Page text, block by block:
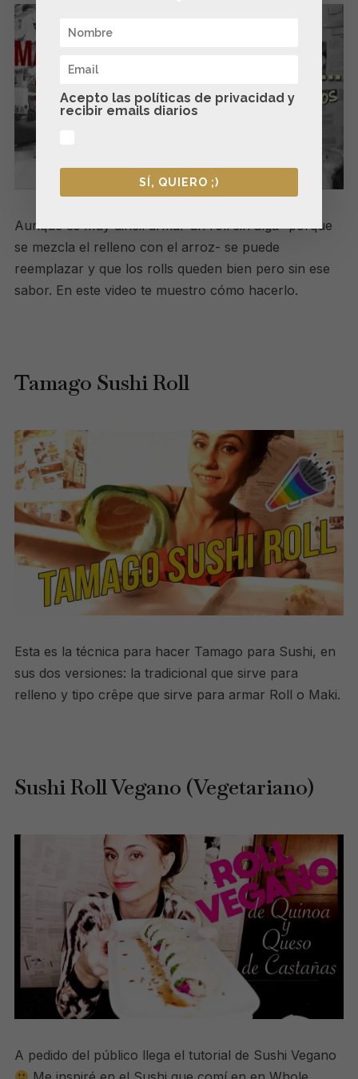
Aunque es muy difícil armar un roll sin alga -porque
se mezcla el relleno con el arroz- se puede
reemplazar y que los rolls queden bien pero sin ese
sabor. En este video te muestro cómo hacerlo.
Tamago Sushi Roll
Esta es la técnica para hacer Tamago para Sushi, en
sus dos versiones: la tradicional que sirve para
relleno y tipo crêpe que sirve para armar Roll o Maki.
Sushi Roll Vegano (Vegetariano)
A pedido del público llega el tutorial de Sushi Vegano
Acepto las políticas de privacidad y
recibir emails diarios
SÍ, QUIERO ;)